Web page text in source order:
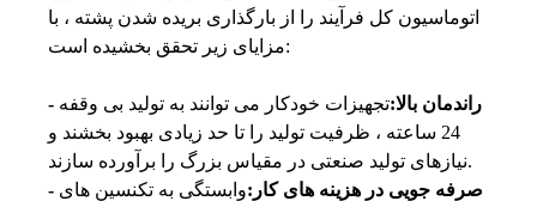
اتوماسیون کل فرآیند را از بارگذاری بریده شدن پشته ، با
مزایای زیر تحقق بخشیده است:
- راندمان بالا:تجهیزات خودکار می توانند به تولید بی وقفه
24 ساعته ، ظرفیت تولید را تا حد زیادی بهبود بخشند و
نیازهای تولید صنعتی در مقیاس بزرگ را برآورده سازند.
- صرفه جویی در هزینه های کار:وابستگی به تکنسین های